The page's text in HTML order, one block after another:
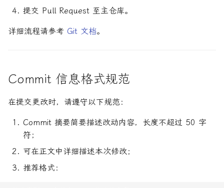
提交 Pull Request 至主仓库。
详细流程请参考 Git 文档。
Commit 信息格式规范
在提交更改时，请遵守以下规范：
Commit 摘要简要描述改动内容，长度不超过 50 字
符；
可在正文中详细描述本次修改；
推荐格式：